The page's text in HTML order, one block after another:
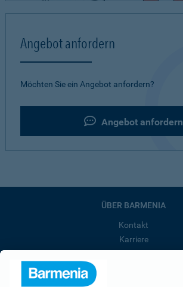
Angebot anfordern
Möchten Sie ein Angebot anfordern?
Angebot anfordern
ÜBER BARMENIA
Kontakt
Karriere
Presse